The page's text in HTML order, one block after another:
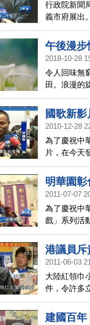
稻埕 新舊對
行政院新聞
義市府展出
的精采。記
幕。
午後漫
2018-10-28
令人回味無
田。浪漫的
間。
國歌新
2010-12-28
為了慶祝中
片，在今天
光與文化之
明華園
2011-07-07
為了慶祝中
戲」系列活
孫翠鳳粉絲
都是在電視
港議員斥
2011-06-03
大陸紅領巾
件，令許多
子傷害很大
建國百年